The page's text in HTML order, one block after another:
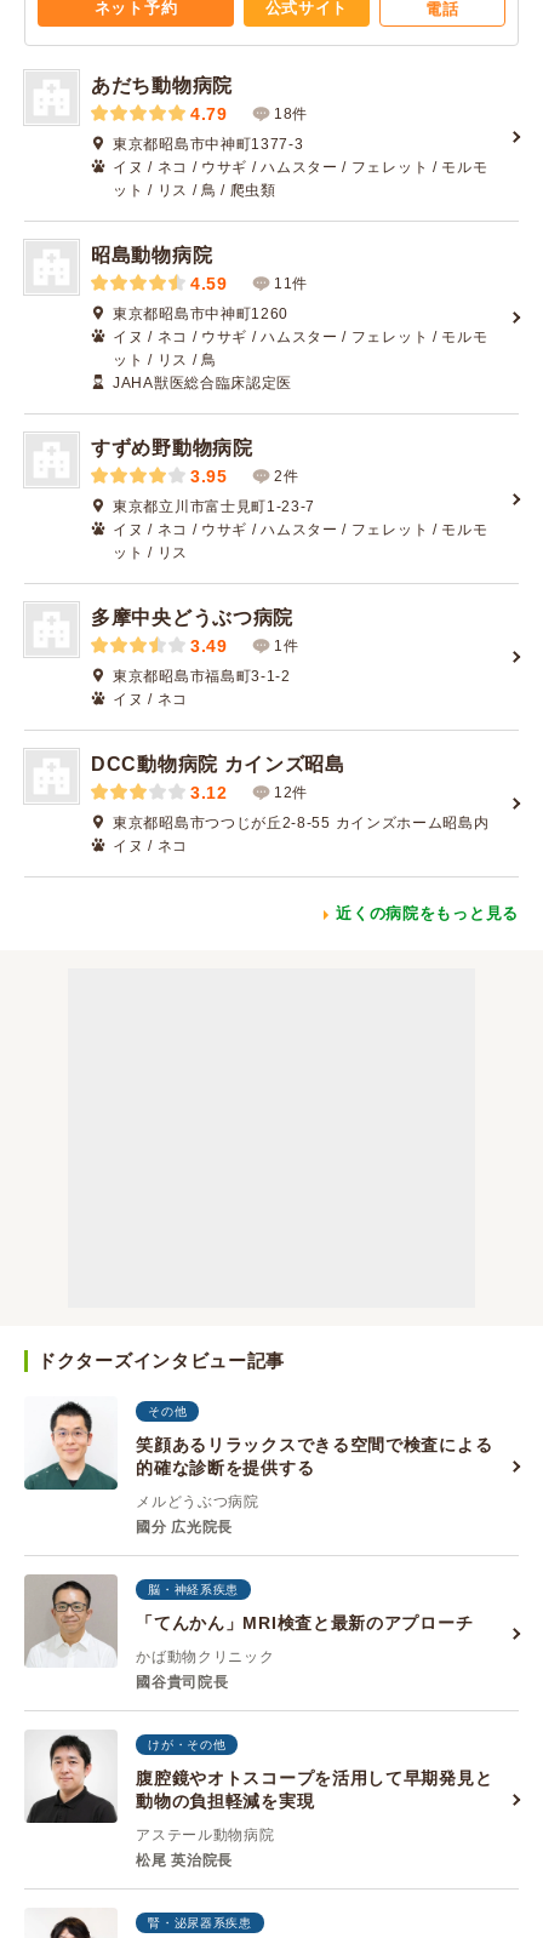
ネット予約 公式サイト 電話
あだち動物病院
4.79
18件
東京都昭島市中神町1377-3
イヌ / ネコ / ウサギ / ハムスター / フェレット / モルモ
ット / リス / 鳥 / 爬虫類
昭島動物病院
4.59
11件
東京都昭島市中神町1260
イヌ / ネコ / ウサギ / ハムスター / フェレット / モルモ
ット / リス / 鳥
JAHA獣医総合臨床認定医
すずめ野動物病院
3.95
2件
東京都立川市富士見町1-23-7
イヌ / ネコ / ウサギ / ハムスター / フェレット / モルモ
ット / リス
多摩中央どうぶつ病院
3.49
1件
東京都昭島市福島町3-1-2
イヌ / ネコ
DCC動物病院 カインズ昭島
3.12
12件
東京都昭島市つつじが丘2-8-55 カインズホーム昭島内
イヌ / ネコ
近くの病院をもっと見る
ドクターズインタビュー記事
その他
笑顔あるリラックスできる空間で検査による
的確な診断を提供する
メルどうぶつ病院
國分 広光院長
脳・神経系疾患
「てんかん」MRI検査と最新のアプローチ
かば動物クリニック
國谷貴司院長
けが・その他
腹腔鏡やオトスコープを活用して早期発見と
動物の負担軽減を実現
アステール動物病院
松尾 英治院長
腎・泌尿器系疾患